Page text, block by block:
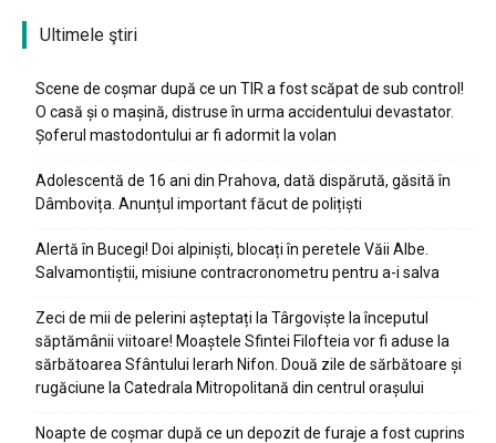
Ultimele ştiri
Scene de coșmar după ce un TIR a fost scăpat de sub control!
O casă și o mașină, distruse în urma accidentului devastator.
Șoferul mastodontului ar fi adormit la volan
Adolescentă de 16 ani din Prahova, dată dispărută, găsită în
Dâmbovița. Anunțul important făcut de polițiști
Alertă în Bucegi! Doi alpiniști, blocați în peretele Văii Albe.
Salvamontiștii, misiune contracronometru pentru a-i salva
Zeci de mii de pelerini așteptați la Târgoviște la începutul
săptămânii viitoare! Moaștele Sfintei Filofteia vor fi aduse la
sărbătoarea Sfântului Ierarh Nifon. Două zile de sărbătoare și
rugăciune la Catedrala Mitropolitană din centrul orașului
Noapte de coșmar după ce un depozit de furaje a fost cuprins